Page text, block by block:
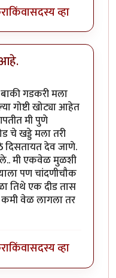
किंवासदस्य व्हा
गडकरी मला
गोष्टी खोट्या आहेत
मी पुणे
चे खड्डे मला तरी
दिसतायत देव जाणे.
मी एकवेळ मुळशी
पण चांदणीचौक
तिथे एक दीड तास
वेळ लागला तर
किंवासदस्य व्हा